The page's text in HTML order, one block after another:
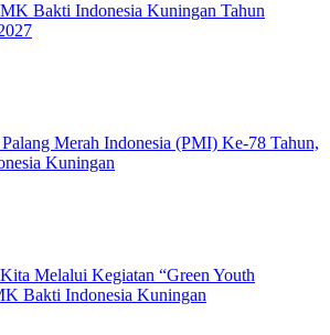
Bakti Indonesia Kuningan Tahun
Merah Indonesia (PMI) Ke-78 Tahun,
Kuningan
Melalui Kegiatan “Green Youth
Bakti Indonesia Kuningan